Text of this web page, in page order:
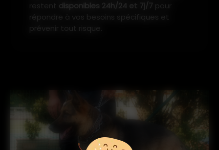
disponibles 24h/24 et 7j/7 pour
répondre à vos besoins spécifiques et
prévenir tout risque.